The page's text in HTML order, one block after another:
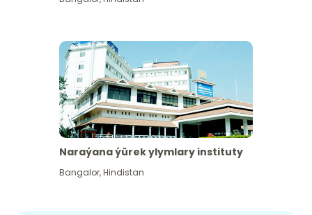
Naraýana ýürek ylymlary instituty
Bangalor,Hindistan